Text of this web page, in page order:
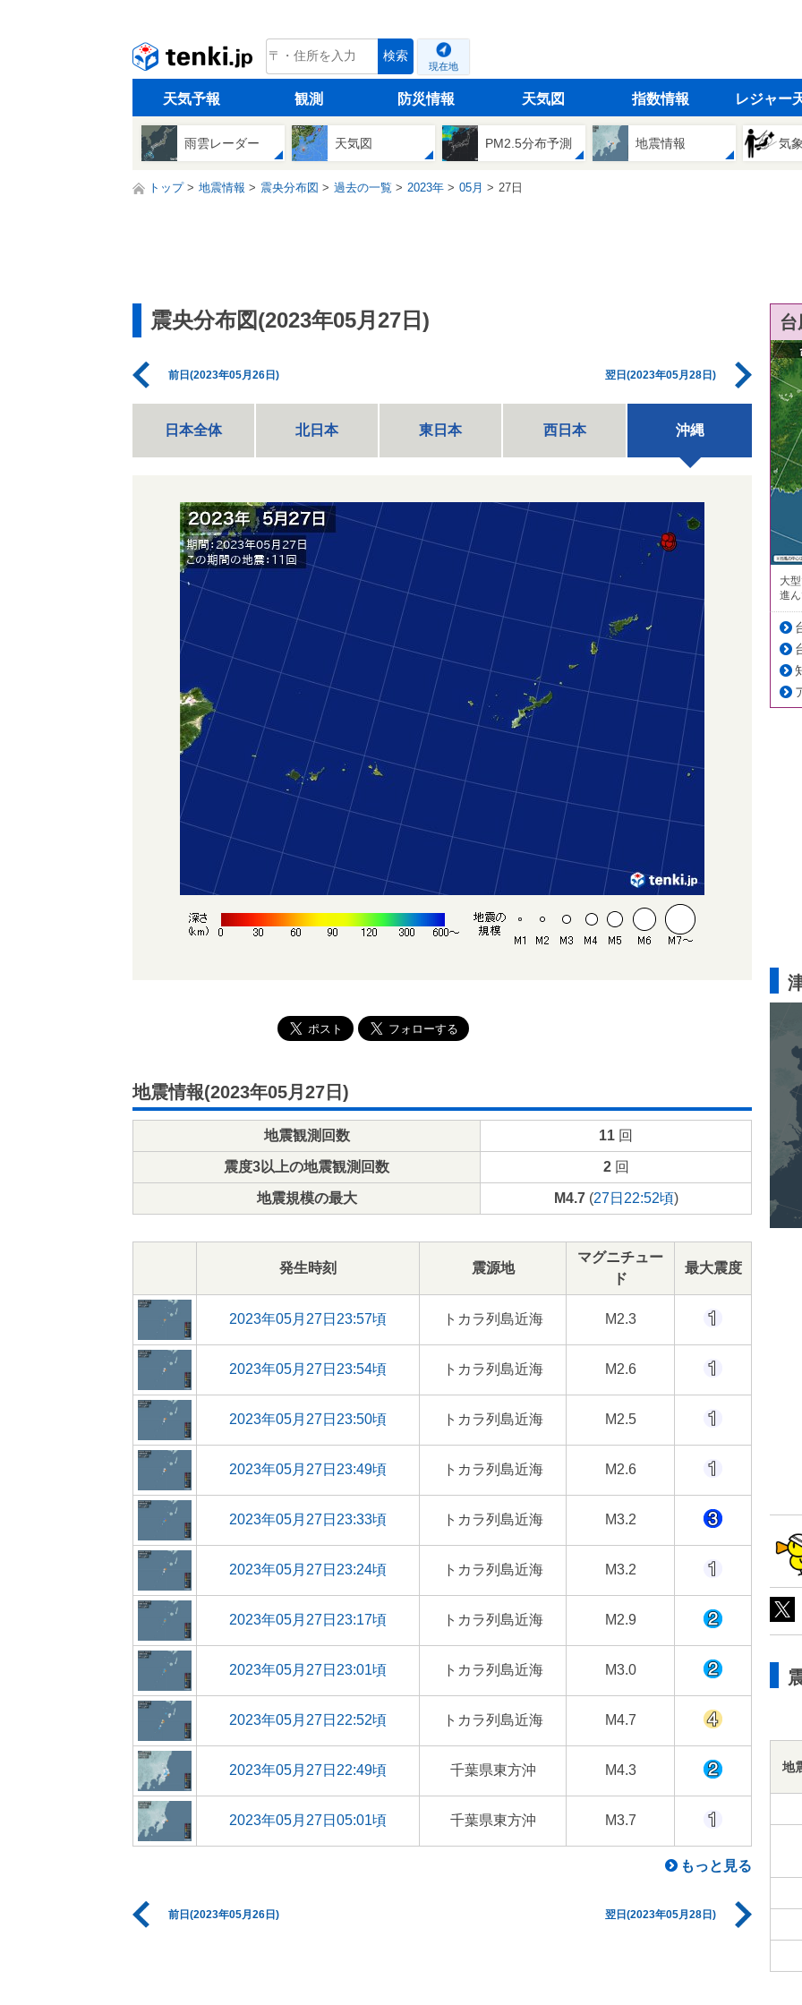
tenki.jp 検索
現在地
天気予報 観測 防災情報 天気図 指数情報 レジャー
雨雲レーダー 天気図 PM2.5分布予測 地震情報 気
トップ 地震情報 震央分布図 過去の一覧 2023年 05月 27日
震央分布図(2023年05月27日)
前日(2023年05月26日) 翌日(2023年05月28日)
日本全体 北日本 東日本 西日本 沖縄
地震情報(2023年05月27日)
地震観測回数 11 回
震度3以上の地震観測回数 2回
地震規模の最大 M4.7(27日22:52頃)
発生時刻 震源地
マグニチュー
ド
最大震度
2023年05月27日23:57頃 トカラ列島近海 M2.3
2023年05月27日23:54頃 トカラ列島近海 M2.6
2023年05月27日23:50頃 トカラ列島近海 M2.5
2023年05月27日23:49頃 トカラ列島近海 M2.6
2023年05月27日23:33頃 トカラ列島近海 M3.2
2023年05月27日23:24頃 トカラ列島近海 M3.2
2023年05月27日23:17頃 トカラ列島近海 M2.9
2023年05月27日23:01頃 トカラ列島近海 M3.0
2023年05月27日22:52頃 トカラ列島近海 M4.7
2023年05月27日22:49頃 千葉県東方沖 M4.3
2023年05月27日05:01頃 千葉県東方沖 M3.7
もっと見る
前日(2023年05月26日) 翌日(2023年05月28日)
大
進
地